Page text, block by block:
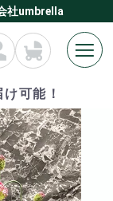
社umbrella
可能！